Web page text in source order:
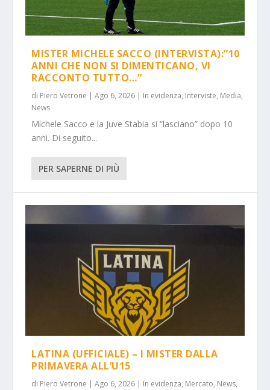
MISTER MICHELE SACCO (INTERVISTA):”10
ANNI CHE NON SI DIMENTICANO, VI
RACCONTO TUTTO…”
di Piero Vetrone |Ago 6, 2026 | In evidenza, Interviste, Media,
News
Michele Sacco e la Juve Stabia si “lasciano” dopo 10
anni. Di seguito...
PER SAPERNE DI PIÙ
LATINA (UFFICIALE) – I MISTER DALLA
PRIMAVERA ALL’U15
di Piero Vetrone |Ago 6, 2026 | In evidenza, Mercato, News,